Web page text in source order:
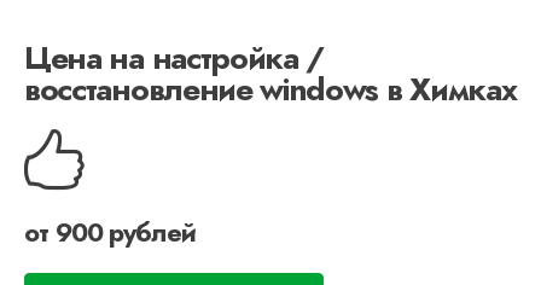
Цена на настройка /
восстановление windows в Химках
от 900 рублей